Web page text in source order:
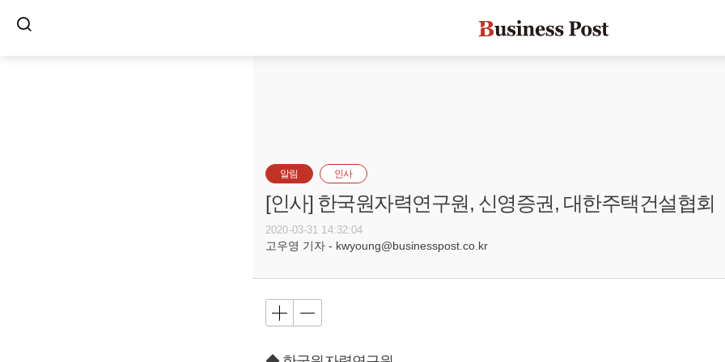
알림 인사
[인사] 한국원자력연구원, 신영증권, 대한주택건설협회
2020-03-31 14:32:04
고우영 기자 - kwyoung@businesspost.co.kr